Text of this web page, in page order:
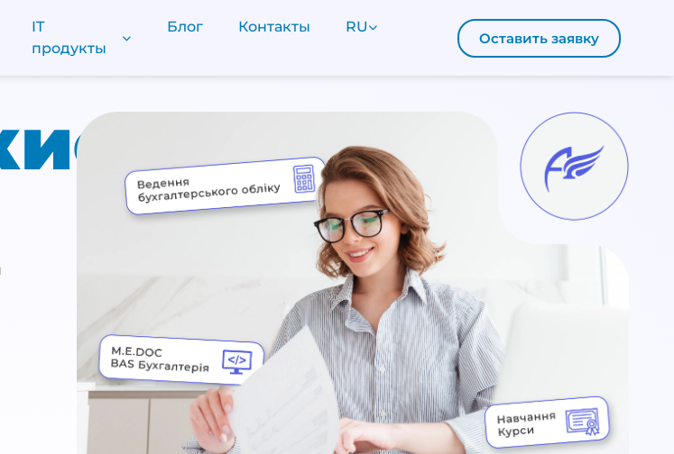
IT
продукты
Блог Контакты RU
Оставить заявку